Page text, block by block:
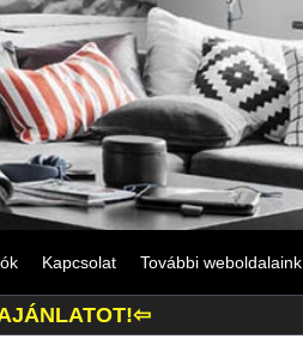
Kapcsolat További weboldalaink